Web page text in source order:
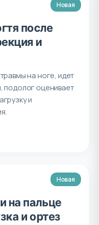
Новая
после
и
на ноге, идет
подолог оценивает
и
Новая
на пальце
и ортез